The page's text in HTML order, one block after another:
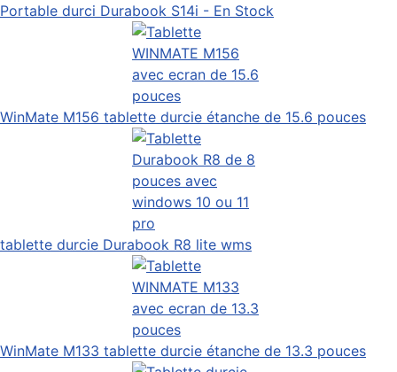
Portable durci Durabook S14i - En Stock
WinMate M156 tablette durcie étanche de 15.6 pouces
tablette durcie Durabook R8 lite wms
WinMate M133 tablette durcie étanche de 13.3 pouces